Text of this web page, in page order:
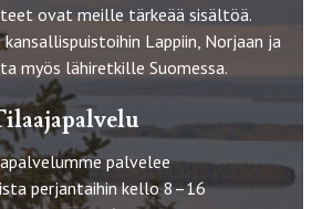
ovat meille tärkeää sisältöä.
Lappiin, Norjaan ja
myös lähiretkille Suomessa.
palvelee
perjantaihin kello 8–16